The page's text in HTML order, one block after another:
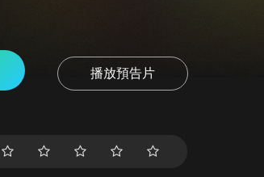
播放預告片